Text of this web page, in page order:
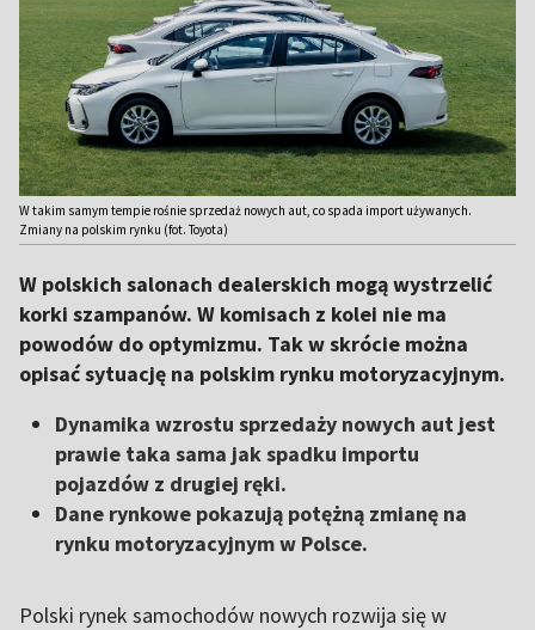
W takim samym tempie rośnie sprzedaż nowych aut, co spada import używanych.
Zmiany na polskim rynku (fot. Toyota)
W polskich salonach dealerskich mogą wystrzelić
korki szampanów. W komisach z kolei nie ma
powodów do optymizmu. Tak w skrócie można
opisać sytuację na polskim rynku motoryzacyjnym.
Dynamika wzrostu sprzedaży nowych aut jest
prawie taka sama jak spadku importu
pojazdów z drugiej ręki.
Dane rynkowe pokazują potężną zmianę na
rynku motoryzacyjnym w Polsce.
Polski rynek samochodów nowych rozwija się w